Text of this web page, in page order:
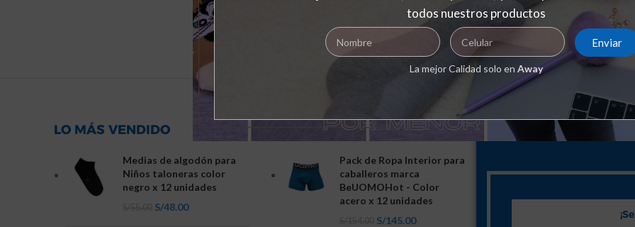
todos nuestros productos
Enviar
La mejor Calidad solo en Away
LO MÁS VENDIDO
Medias de algodón para
Niños taloneras color
negro x 12 unidades
S/48.00
NOVEDADES
Pack de Ropa Interior para
caballeros marca
BeUOMOHot - Color
acero x 12 unidades
S/145.00